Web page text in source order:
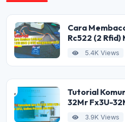
Cara
Rc522 (2 Rfid)
5.4K Views
Tutorial
32Mr Fx3U-
Modbus
3.9K Views